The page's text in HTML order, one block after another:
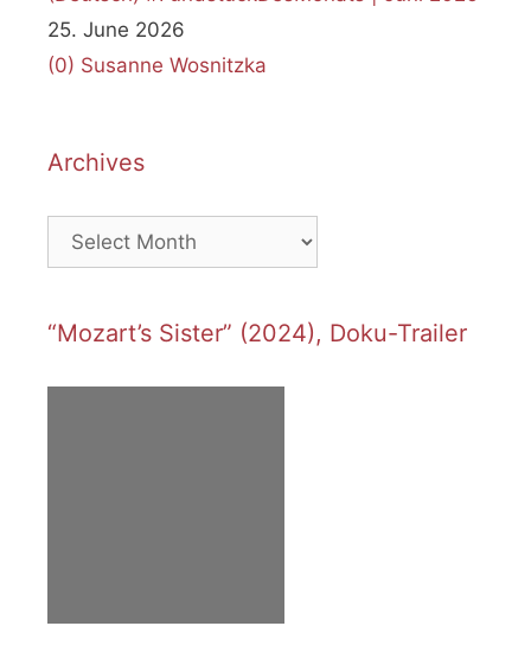
25. June 2026
(0) Susanne Wosnitzka
Archives
Archives
“Mozart’s Sister” (2024), Doku-Trailer